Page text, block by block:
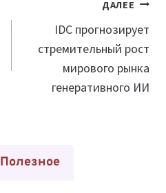
ДАЛЕЕ
IDC прогнозирует
стремительный рост
мирового рынка
генеративного ИИ
Полезное